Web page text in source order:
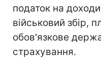
податок на доходи
військовий збір,
обов'язкове
страхування.